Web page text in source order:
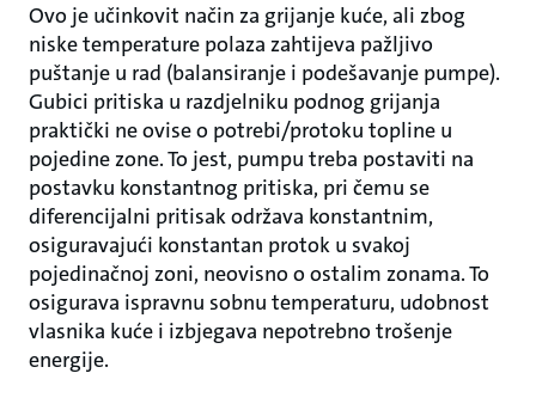
Ovo je učinkovit način za grijanje kuće, ali zbog
niske temperature polaza zahtijeva pažljivo
puštanje u rad (balansiranje i podešavanje pumpe).
Gubici pritiska u razdjelniku podnog grijanja
praktički ne ovise o potrebi/protoku topline u
pojedine zone. To jest, pumpu treba postaviti na
postavku konstantnog pritiska, pri čemu se
diferencijalni pritisak održava konstantnim,
osiguravajući konstantan protok u svakoj
pojedinačnoj zoni, neovisno o ostalim zonama. To
osigurava ispravnu sobnu temperaturu, udobnost
vlasnika kuće i izbjegava nepotrebno trošenje
energije.